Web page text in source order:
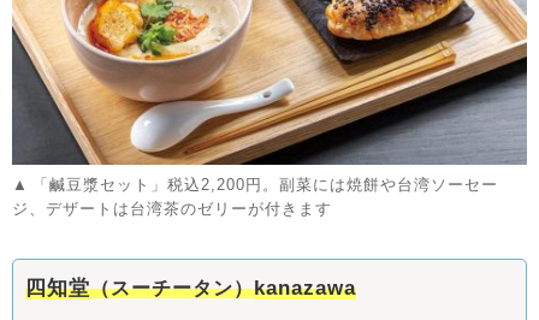
「鹹豆漿セット」税込2,200円。副菜には焼餅や台湾ソーセー
ジ、デザートは台湾茶のゼリーが付きます
四知堂（スーチータン）kanazawa